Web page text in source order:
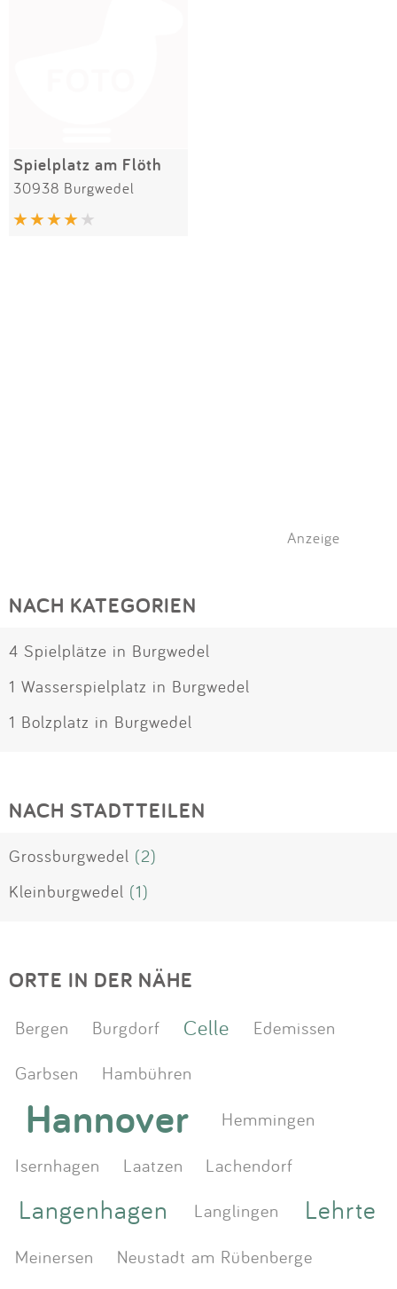
Spielplatz am Flöth
30938 Burgwedel
Anzeige
NACH KATEGORIEN
4 Spielplätze in Burgwedel
1 Wasserspielplatz in Burgwedel
1 Bolzplatz in Burgwedel
NACH STADTTEILEN
Grossburgwedel (2)
Kleinburgwedel (1)
ORTE IN DER NÄHE
Bergen Burgdorf Celle
Edemissen
Garbsen
Hambühren
Hannover
Hemmingen
Isernhagen
Laatzen Lachendorf
Langenhagen Langlingen Lehrte
Meinersen
Neustadt am Rübenberge